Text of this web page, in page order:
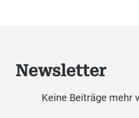
Newsletter
Keine Beiträge mehr